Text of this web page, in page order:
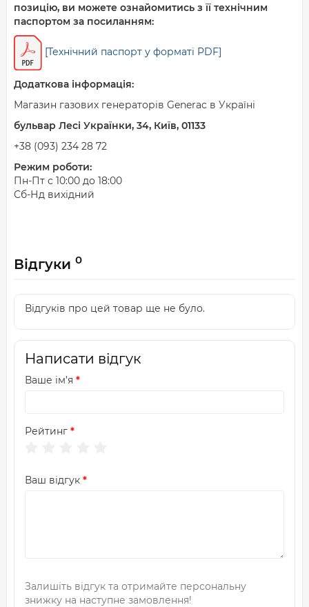
позицію, ви можете ознайомитись з її технічним
паспортом за посиланням:
[Технічний паспорт у форматі PDF]
Додаткова інформація:
Магазин газових генераторів Generac в Україні
бульвар Лесі Українки, 34, Київ, 01133
+38 (093) 234 28 72
Режим роботи:
Пн-Пт с 10:00 до 18:00
Сб-Нд вихідний
Відгуки 0
Відгуків про цей товар ще не було.
Написати відгук
Ваше ім’я
Рейтинг
Ваш відгук
Залишіть відгук та отримайте персональну
знижку на наступне замовлення!